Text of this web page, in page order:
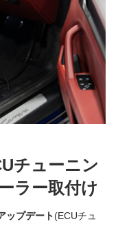
h
a
n
M
o
チューニン
ラー取付け
ップデート(ECUチュ